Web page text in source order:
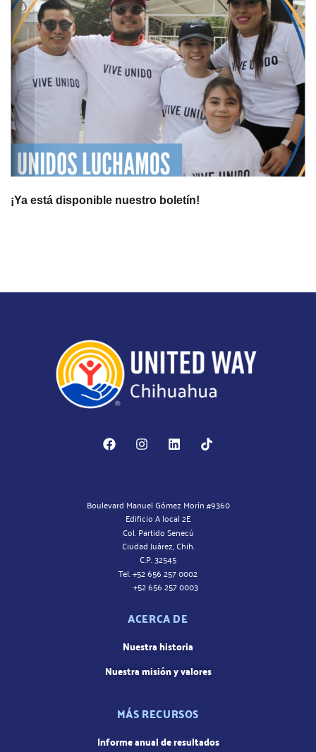
¡Ya está disponible nuestro boletín!
Boulevard Manuel Gómez Morín #9360
Edificio A local 2E
Col. Partido Senecú
Ciudad Juárez, Chih.
C.P. 32545
Tel. +52 656 257 0002
+52 656 257 0003
ACERCA DE
Nuestra historia
Nuestra misión y valores
MÁS RECURSOS
Informe anual de resultados